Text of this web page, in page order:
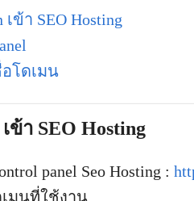
ข้า SEO Hosting
โดเมน
า SEO Hosting
panel Seo Hosting :
มนที่ใช้งาน